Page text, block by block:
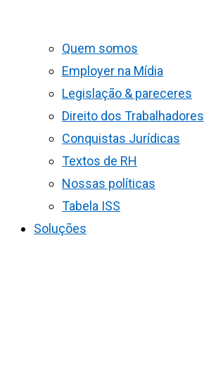
Quem somos
Employer na Mídia
Legislação & pareceres
Direito dos Trabalhadores
Conquistas Jurídicas
Textos de RH
Nossas políticas
Tabela ISS
Soluções